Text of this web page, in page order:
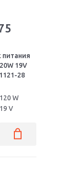
питания
19V
28
120 W
19 V